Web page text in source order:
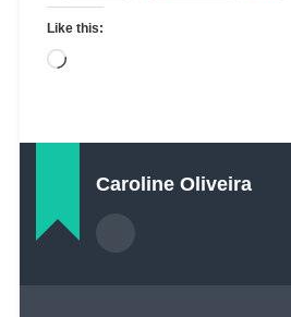
Like this:
Caroline Oliveira